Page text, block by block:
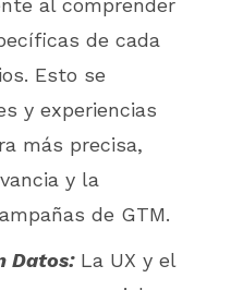
al comprender
de cada
Esto se
y experiencias
más precisa,
y la
de GTM.
Datos:La UX y el